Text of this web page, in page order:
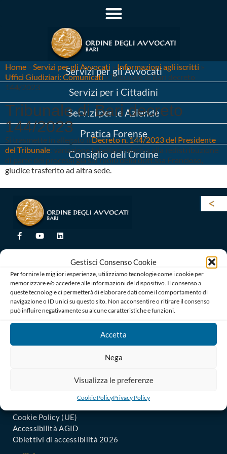
Gestisci Consenso Cookie
Per fornire le migliori esperienze, utilizziamo tecnologie come i cookie per
memorizzare e/o accedere alle informazioni del dispositivo. Il consenso a
queste tecnologie ci permetterà di elaborare dati come il comportamento di
navigazione o ID unici su questo sito. Non acconsentire o ritirare il consenso
può influire negativamente su alcune caratteristiche e funzioni.
Accetta
Nega
Visualizza le preferenze
Cookie PolicyPrivacy Policy
Servizi per gli Avvocati
Servizi per i Cittadini
Servizi per le Aziende
Pratica Forense
Consiglio dell’Ordine
Home » Servizi per gli Avvocati » Informazioni agli iscritti »
Uffici Giudiziari: Comunicati» Tribunale di Bari decreto
144/2023
Tribunale di Bari decreto
144/2023
Si trasmette in allegato ilDecreto n. 144/2023 del Presidente
del Tribunale: variazione tabellare relativa alla redistribuzione
di parte dei processi già sul ruolo della dott.ssa Francioso,
giudice trasferito ad altra sede.
Palazzo di Giustizia, Piazza De Nicola 70123 BARI
Telefono : 080 574 91 54 / 080 527 73 24
Codice Fiscale: 80019470725
Codice univoco di Fatturazione: UFGAKA
PEC – Posta Elettronica Certificata :
ordine@avvocatibari.legalmail.it
Informazioni agli iscritti
Uffici Giudiziari: Comunicati
Cookie Policy (UE)
Accessibilità AGID
Obiettivi di accessibilità 2026